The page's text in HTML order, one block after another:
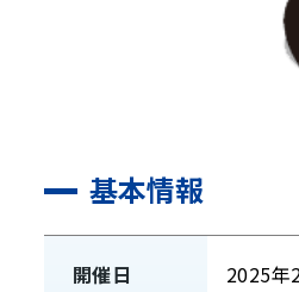
基本情報
開催日 2025年